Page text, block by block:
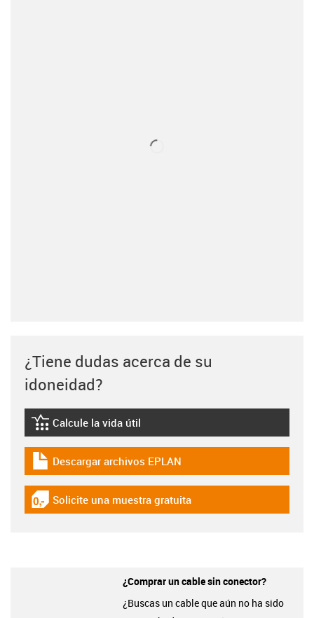
¿Tiene dudas acerca de su
idoneidad?
igus-icon-lebensdauerrechner
Calcule la vida útil
igus-icon-download-plan
Descargar archivos EPLAN
igus-icon-gratismuster
Solicite una muestra gratuita
¿Comprar un cable sin conector?
¿Buscas un cable que aún no ha sido